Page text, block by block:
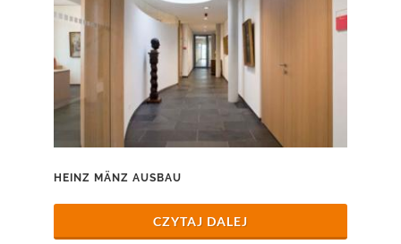
HEINZ MÄNZ AUSBAU
CZYTAJ DALEJ